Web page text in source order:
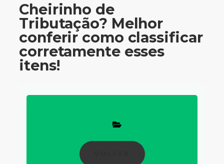
Cheirinho de
Tributação? Melhor
conferir como classificar
corretamente esses
itens!